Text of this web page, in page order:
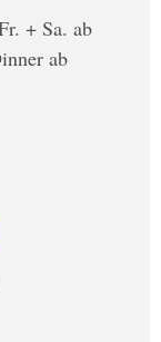
+ Sa. ab
ab